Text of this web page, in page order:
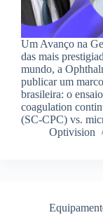
Um Avanço na
das mais
mundo, a
publicar um
brasileira: o
coagulation
(SC-CPC) vs.
Optivision